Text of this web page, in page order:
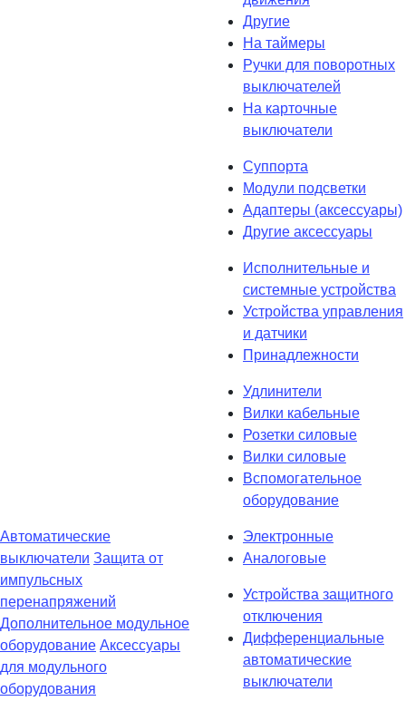
Другие
На таймеры
Ручки для поворотных
выключателей
На карточные
выключатели
Суппорта
Модули подсветки
Адаптеры (аксессуары)
Другие аксессуары
Исполнительные и
системные устройства
Устройства управления
и датчики
Принадлежности
Удлинители
Вилки кабельные
Розетки силовые
Вилки силовые
Вспомогательное
оборудование
Автоматические
выключатели Защита от
импульсных
перенапряжений
Дополнительное модульное
оборудование Аксессуары
для модульного
оборудования
Электронные
Аналоговые
Устройства защитного
отключения
Дифференциальные
автоматические
выключатели